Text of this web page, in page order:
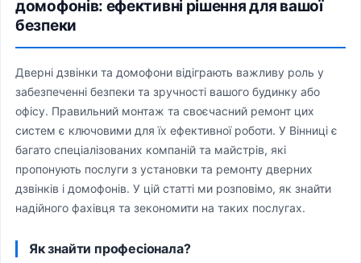
домофонів: ефективні рішення для вашої
безпеки
Дверні дзвінки та домофони відіграють важливу роль у
забезпеченні безпеки та зручності вашого будинку або
офісу. Правильний монтаж та своєчасний ремонт цих
систем є ключовими для їх ефективної роботи. У Вінниці є
багато спеціалізованих компаній та майстрів, які
пропонують послуги з установки та ремонту дверних
дзвінків і домофонів. У цій статті ми розповімо, як знайти
надійного фахівця та зекономити на таких послугах.
Як знайти професіонала?